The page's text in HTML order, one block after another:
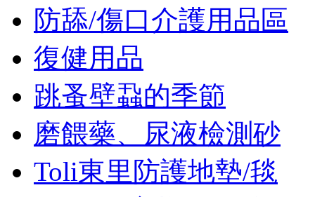
防舔/傷口介護用品區
復健用品
跳蚤壁蝨的季節
磨餵藥、尿液檢測砂
Toli東里防護地墊/毯